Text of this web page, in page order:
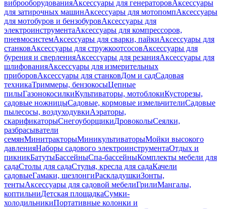
виброоборудованияАксессуары для генераторовАксессуары
для затирочных машинАксессуары для мотопомпАксессуары
для мотобуров и бензобуровАксессуары для
электроинструментаАксессуары для компрессоров,
пневмосистемАксессуары для сварки, пайкиАксессуары для
станковАксессуары для стружкоотсосовАксессуары для
бурения и сверленияАксессуары для резанияАксессуары для
шлифованияАксессуары для измерительных
приборовАксессуары для станковДом и садСадовая
техникаТриммеры, бензокосыЦепные
пилыГазонокосилкиКультиваторы, мотоблокиКусторезы,
садовые ножницыСадовые, кормовые измельчителиСадовые
пылесосы, воздуходувкиАэраторы,
скарификаторыСнегоуборщикиДровоколыСеялки,
разбрасыватели
семянМинитракторыМиникультиваторыМойки высокого
давленияНаборы садового электроинструментаОтдых и
пикникБатутыБассейныСпа-бассейныКомплекты мебели для
садаСтолы для садаСтулья, кресла для садаКачели
садовыеГамаки, шезлонгиРаскладушкиЗонты,
тентыАксессуары для садовой мебелиГрилиМангалы,
коптильниДетская площадкаСумки-
холодильникиПортативные колонки и